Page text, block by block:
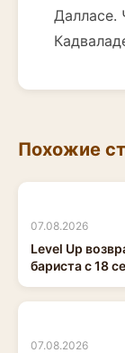
Далласе.
Похожие
07.08.2026
Level Up
бариста с 18
07.08.2026